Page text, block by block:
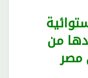
من
مصر